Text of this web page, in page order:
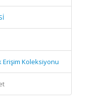
Erişim Koleksiyonu